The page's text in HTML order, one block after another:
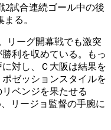
2試合連続ゴール中の後
る。
リーグ開幕戦でも激突
利を収めている。もっ
対し、Ｃ大阪は結果を
ゼッションスタイルを
ベンジを果たせる
リージョ監督の手腕に